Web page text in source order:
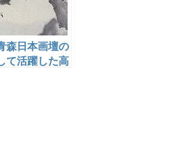
森日本画壇の
て活躍した高